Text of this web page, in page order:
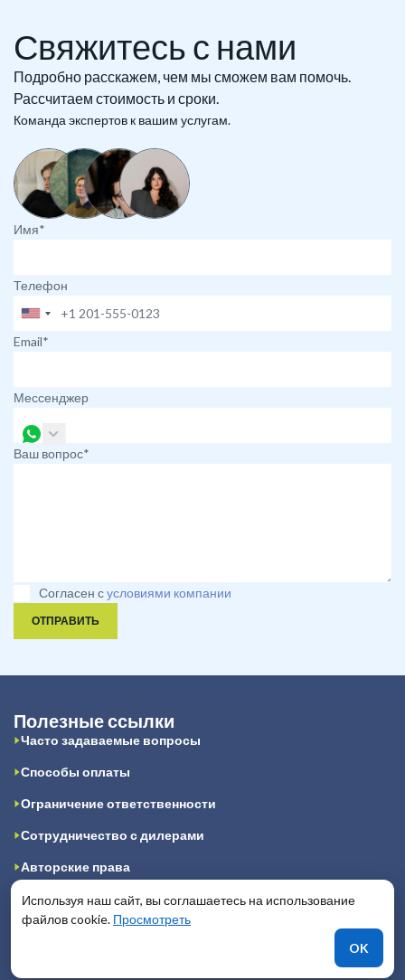
Свяжитесь с нами
Подробно расскажем, чем мы сможем вам помочь.
Рассчитаем стоимость и сроки.
Команда экспертов к вашим услугам.
Имя*
Телефон
Email*
Мессенджер
Ваш вопрос*
Согласен сусловиями компании
ОТПРАВИТЬ
Полезные ссылки
Часто задаваемые вопросы
Способы оплаты
Ограничение ответственности
Сотрудничество с дилерами
Авторские права
Конфиденциальность
Публичная оферта
Используя наш сайт, вы соглашаетесь на использование
файлов cookie. Просмотреть
OK